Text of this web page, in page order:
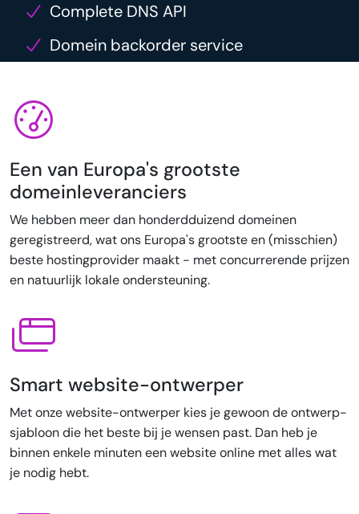
Complete DNS API
Domein backorder service
Een van Europa's grootste
domeinleveranciers
We hebben meer dan honderdduizend domeinen
geregistreerd, wat ons Europa's grootste en (misschien)
beste hostingprovider maakt - met concurrerende prijzen
en natuurlijk lokale ondersteuning.
Smart website-ontwerper
Met onze website-ontwerper kies je gewoon de ontwerp-
sjabloon die het beste bij je wensen past. Dan heb je
binnen enkele minuten een website online met alles wat
je nodig hebt.